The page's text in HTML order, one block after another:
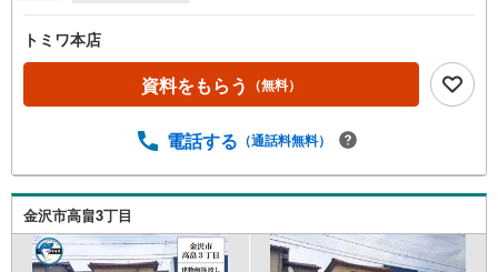
トミワ本店
資料をもらう （無料）
電話する （通話料無料）
金沢市高畠3丁目